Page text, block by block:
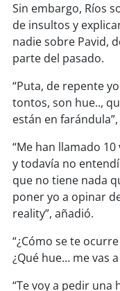
soysancarlos
soytalcahuano
soyconcepción
soycoronel
soyarauco
soytemuco
soyosorno
Sin embargo, Ríos
de insultos y
nadie sobre Pavid,
parte del pasado.
“Puta, de repente
tontos, son hue..,
están en
“Me han llamado
y todavía no
que no tiene nada
poner yo a opinar
reality”, añadió.
“¿Cómo se te
¿Qué hue… me vas
“Te voy a pedir